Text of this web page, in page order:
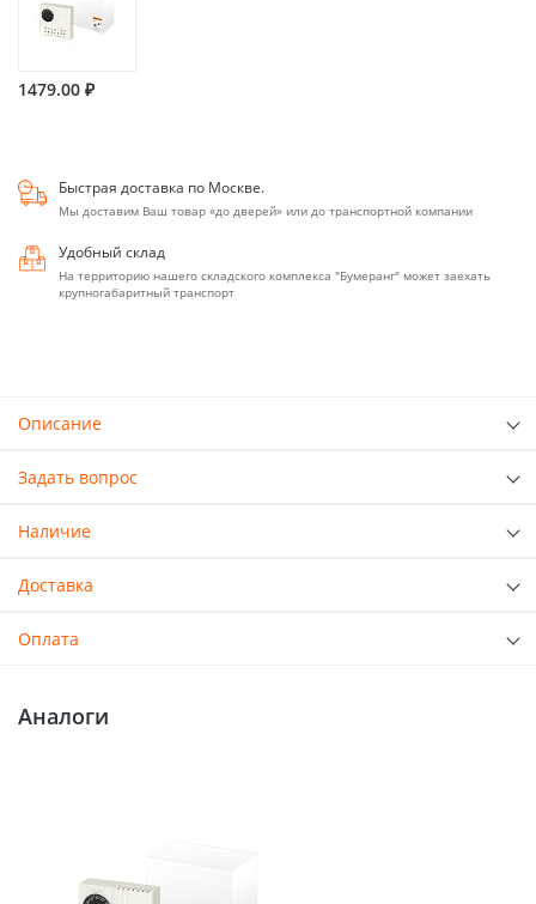
1479.00 ₽
Быстрая доставка по Москве.
Мы доставим Ваш товар «до дверей» или до транспортной компании
Удобный склад
На территорию нашего складского комплекса "Бумеранг" может заехать
крупногабаритный транспорт
Описание
Задать вопрос
Наличие
Доставка
Оплата
Аналоги